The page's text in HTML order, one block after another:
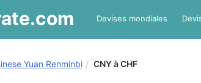
.com Devises mondiales
Yuan Renminbi CNY à CHF